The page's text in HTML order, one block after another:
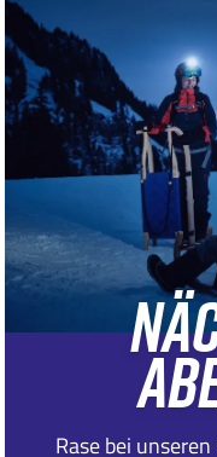
Abonnement "Alpes
Gönnerkarte
Preis in CHF.
Alle Informationen
Website von Nordic
Entdecken
Rase bei